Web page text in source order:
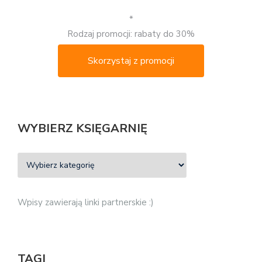
*
Rodzaj promocji: rabaty do 30%
Skorzystaj z promocji
WYBIERZ KSIĘGARNIĘ
Wpisy zawierają linki partnerskie :)
TAGI